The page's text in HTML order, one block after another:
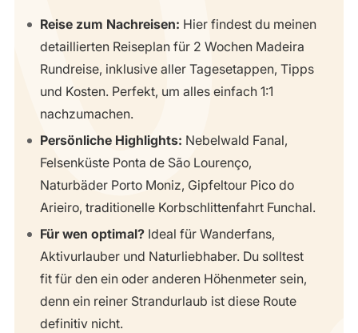
Reise zum Nachreisen: Hier findest du meinen
detaillierten Reiseplan für 2 Wochen Madeira
Rundreise, inklusive aller Tagesetappen, Tipps
und Kosten. Perfekt, um alles einfach 1:1
nachzumachen.
Persönliche Highlights: Nebelwald Fanal,
Felsenküste Ponta de São Lourenço,
Naturbäder Porto Moniz, Gipfeltour Pico do
Arieiro, traditionelle Korbschlittenfahrt Funchal.
Für wen optimal? Ideal für Wanderfans,
Aktivurlauber und Naturliebhaber. Du solltest
fit für den ein oder anderen Höhenmeter sein,
denn ein reiner Strandurlaub ist diese Route
definitiv nicht.